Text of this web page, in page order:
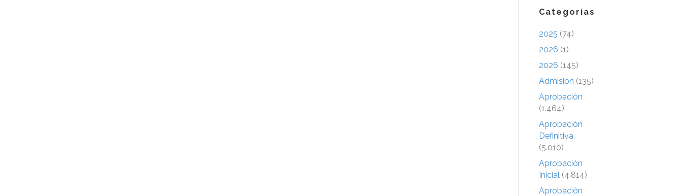
Categorías
2025 (74)
2026 (1)
2026 (145)
Admisión (135)
Aprobación
(1.464)
Aprobación
Definitiva
(5.010)
Aprobación
Inicial (4.814)
Aprobación